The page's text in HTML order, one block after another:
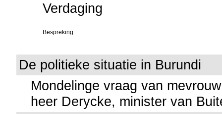
Verdaging
Bespreking
De politieke situatie in Burundi
Mondelinge vraag van
heer Derycke, minister van